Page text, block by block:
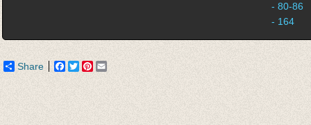
- 80-86
- 164
Share Facebook
TwitterPinterest